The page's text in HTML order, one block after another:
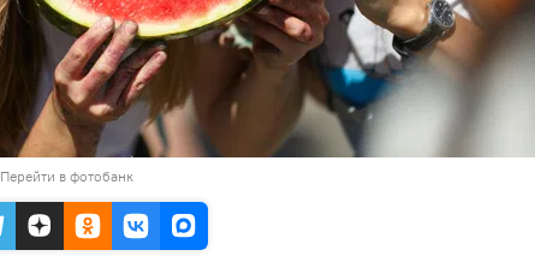
Перейти в фотобанк